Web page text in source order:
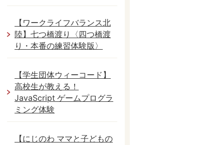
【ワークライフバランス北
陸】七つ橋渡り〈四つ橋渡
り・本番の練習体験版〉
【学生団体ウィーコード】
高校生が教える！
JavaScript ゲームプログラ
ミング体験
【にじのわ ママと子どもの